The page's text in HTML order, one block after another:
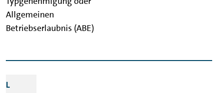
Allgemeinen
Betriebserlaubnis (ABE)
L